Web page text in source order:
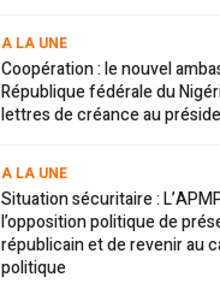
A LA UNE
Coopération : le nouvel
République fédérale du
lettres de créance au
A LA UNE
Situation sécuritaire :
l’opposition politique de
républicain et de revenir au
politique